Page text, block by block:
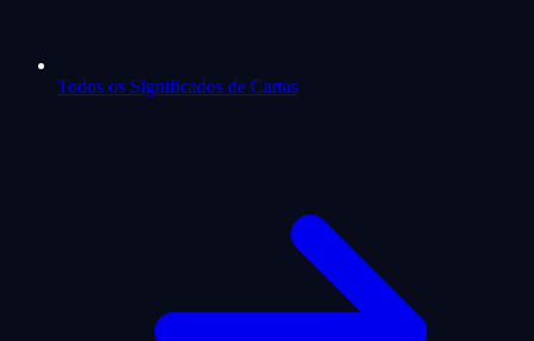
Todos os Significados de Cartas